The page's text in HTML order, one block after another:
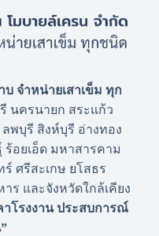
จำหน่ายเสาเข็ม ทุก
นครนายก สระแก้ว
ลพบุรี สิงห์บุรี อ่างทอง
อยเอ็ด มหาสารคาม
ศรีสะเกษ ยโสธร
ร และจังหวัดใกล้เคียง
โรงงาน ประสบการณ์